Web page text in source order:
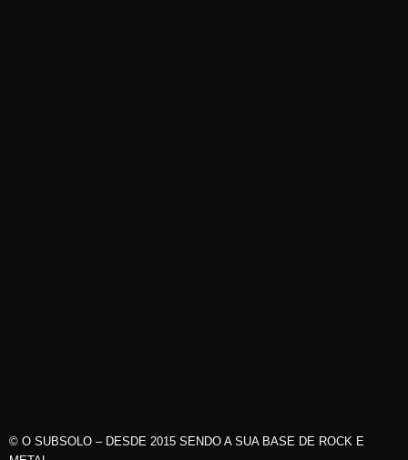
© O SUBSOLO – DESDE 2015 SENDO A SUA BASE DE ROCK E